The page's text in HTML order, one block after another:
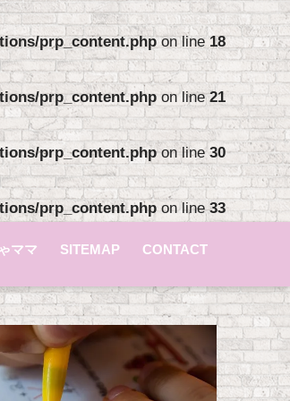
prp_content.phpon line 18
prp_content.php on line21
prp_content.phpon line30
prp_content.php on line33
ママ SITEMAP CONTACT